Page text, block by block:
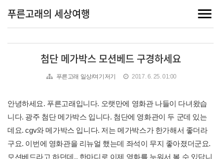
푸른고래의 세상여행
첨단 메가박스 모션베드 구경하세요
푸른고래 일상/여기저기 2017. 6. 25. 01:00
안녕하세요. 푸른고래입니다. 오랫만에 영화관 나들이 다녀왔습
니다. 광주 첨단 메가박스 입니다. 첨단에 영화관이 두 군데 있는
데요. cgv와 메가박스 입니다. 저는 메가박스가 한가해서 좋더라
구요. 이번에 영화관을 리뉴얼 했는데 좌석이 무지 좋아졌더군요.
모션베드라고 하던데.. 한마디로 이제 영화를 누워서 볼 수 있답니